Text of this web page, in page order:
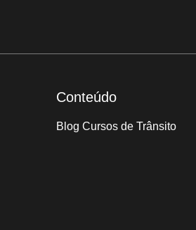
Conteúdo
Blog Cursos de Trânsito